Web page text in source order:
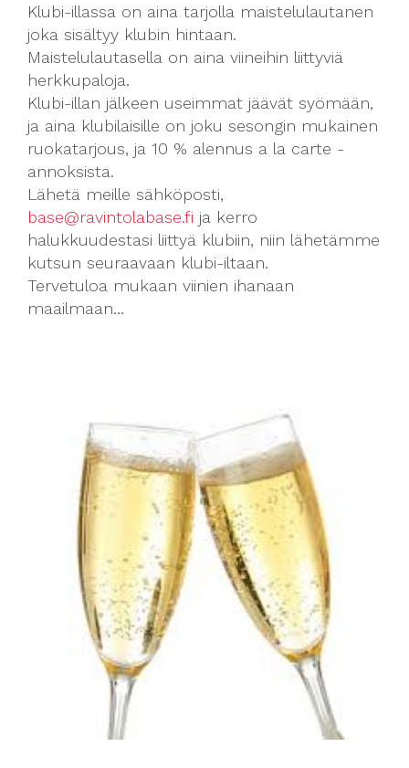
Klubi-illassa on aina tarjolla maistelulautanen
joka sisältyy klubin hintaan.
Maistelulautasella on aina viineihin liittyviä
herkkupaloja.
Klubi-illan jälkeen useimmat jäävät syömään,
ja aina klubilaisille on joku sesongin mukainen
ruokatarjous, ja 10 % alennus a la carte -
annoksista.
Lähetä meille sähköposti,
base@ravintolabase.fi ja kerro
halukkuudestasi liittyä klubiin, niin lähetämme
kutsun seuraavaan klubi-iltaan.
Tervetuloa mukaan viinien ihanaan
maailmaan…